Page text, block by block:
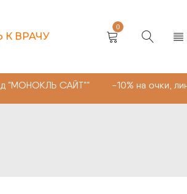
К ВРАЧУ
0
-10% на очки,